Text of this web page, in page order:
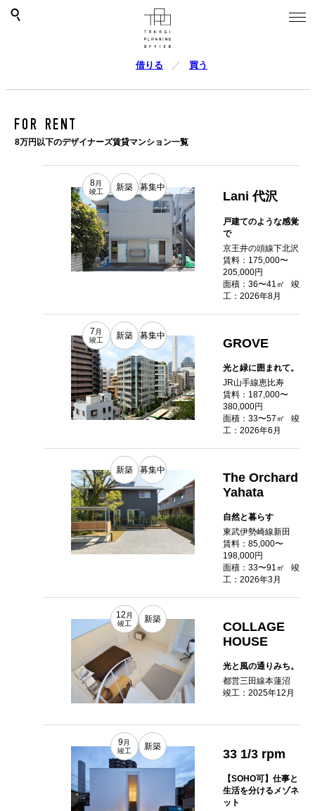
借りる 買う
FOR RENT
8万円以下のデザイナーズ賃貸マンション一覧
募集中
新築
8月
竣工
Lani 代沢
戸建てのような感覚
で
京王井の頭線下北沢
賃料：175,000〜
205,000円
面積：36〜41㎡
竣
工：2026年8月
募集中
新築
7 月
竣工
GROVE
光と緑に囲まれて。
JR山手線恵比寿
賃料：187,000〜
380,000円
面積：33〜57㎡
竣
工：2026年6月
募集中
新築
The Orchard
Yahata
自然と暮らす
東武伊勢崎線新田
賃料：85,000〜
198,000円
面積：33〜91㎡
竣
工：2026年3月
新築
12 月
竣工
COLLAGE
HOUSE
光と風の通りみち。
都営三田線本蓮沼
竣工：2025年12月
新築
9月
竣工
33 1/3 rpm
【SOHO可】仕事と
生活を分けるメゾネ
ット